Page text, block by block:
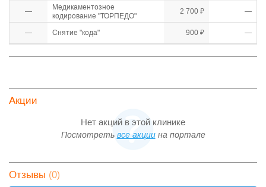
—
Медикаментозное
кодирование "ТОРПЕДО"
2 700 ₽ —
— Снятие "кода" 900 ₽ —
Акции
Нет акций в этой клинике
Посмотреть все акциина портале
Отзывы (0)